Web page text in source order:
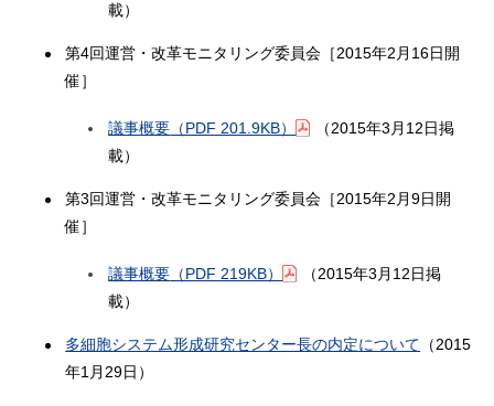
載）
第4回運営・改革モニタリング委員会［2015年2月16日開
催］
議事概要 （PDF 201.9KB）
（2015年3月12日掲
載）
第3回運営・改革モニタリング委員会［2015年2月9日開
催］
議事概要 （PDF 219KB）
（2015年3月12日掲
載）
多細胞システム形成研究センター長の内定について （2015
年1月29日）